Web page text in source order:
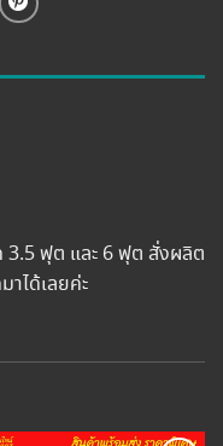
3.5 ฟุต และ 6 ฟุต สั่งผลิต
าได้เลยค่ะ